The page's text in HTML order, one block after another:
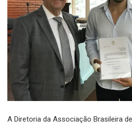
A Diretoria da Associação Brasileira